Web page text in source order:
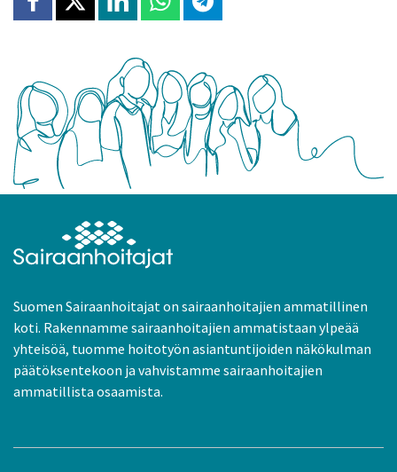
Jaa Facebookissa
Jaa X:ssäJaa Linkedinissä
Jaa Whatsappissa
Jaa Telegramissa
Suomen Sairaanhoitajat on sairaanhoitajien ammatillinen
koti. Rakennamme sairaanhoitajien ammatistaan ylpeää
yhteisöä, tuomme hoitotyön asiantuntijoiden näkökulman
päätöksentekoon ja vahvistamme sairaanhoitajien
ammatillista osaamista.